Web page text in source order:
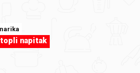
Mono cheese by Coolie
napitak